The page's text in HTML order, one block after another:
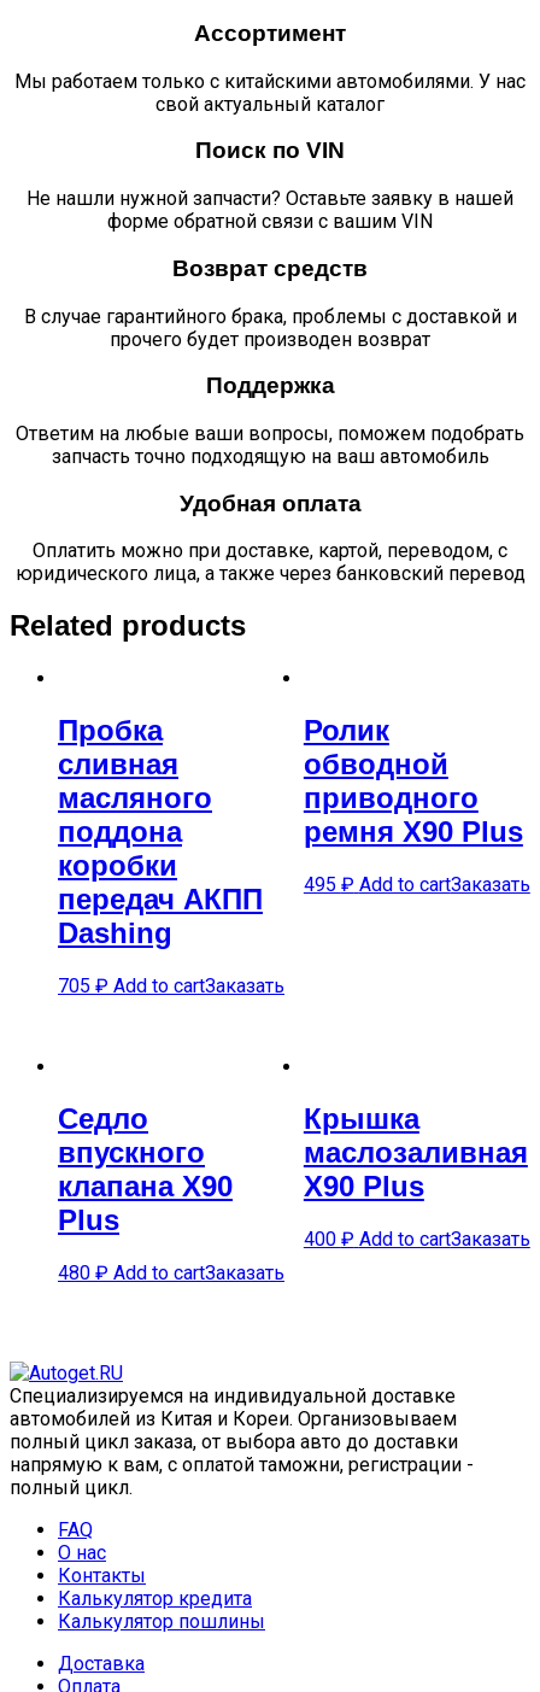
Ассортимент
Мы работаем только с китайскими автомобилями. У нас
свой актуальный каталог
Поиск по VIN
Не нашли нужной запчасти? Оставьте заявку в нашей
форме обратной связи с вашим VIN
Возврат средств
В случае гарантийного брака, проблемы с доставкой и
прочего будет производен возврат
Поддержка
Ответим на любые ваши вопросы, поможем подобрать
запчасть точно подходящую на ваш автомобиль
Удобная оплата
Оплатить можно при доставке, картой, переводом, с
юридического лица, а также через банковский перевод
Related products
Пробка
сливная
масляного
поддона
коробки
передач АКПП
Dashing
705 ₽ Add to cartЗаказать
Ролик
обводной
приводного
ремня X90 Plus
495 ₽ Add to cartЗаказать
Седло
впускного
клапана X90
Plus
480 ₽ Add to cartЗаказать
Крышка
маслозаливная
X90 Plus
400 ₽ Add to cartЗаказать
Специализируемся на индивидуальной доставке
автомобилей из Китая и Кореи. Организовываем
полный цикл заказа, от выбора авто до доставки
напрямую к вам, с оплатой таможни, регистрации -
полный цикл.
FAQ
О нас
Контакты
Калькулятор кредита
Калькулятор пошлины
Доставка
Оплата